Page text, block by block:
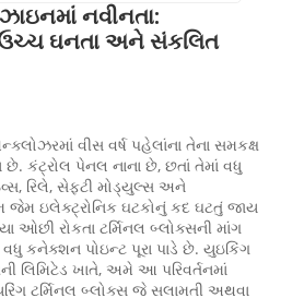
નવીનતા:
ઘનતા અને સંકલિત
વીસ વર્ષ પહેલાંના તેના સમકક્ષ
કંટ્રોલ પેનલ નાના છે, છતાં તેમાં વધુ
રિલે, સેફ્ટી મોડ્યુલ્સ અને
ઇલેક્ટ્રોનિક ઘટકોનું કદ ઘટતું જાય
ઓછી રોકતા ટર્મિનલ બ્લોક્સની માંગ
કનેક્શન પોઇન્ટ પૂરા પાડે છે. યુઇકિંગ
લિમિટેડ ખાતે, અમે આ પરિવર્તનમાં
ટર્મિનલ બ્લોક્સ જે સલામતી અથવા